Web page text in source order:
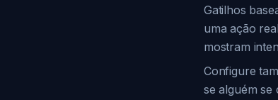
Gatilhos
uma ação
mostram
Configure
se alguém